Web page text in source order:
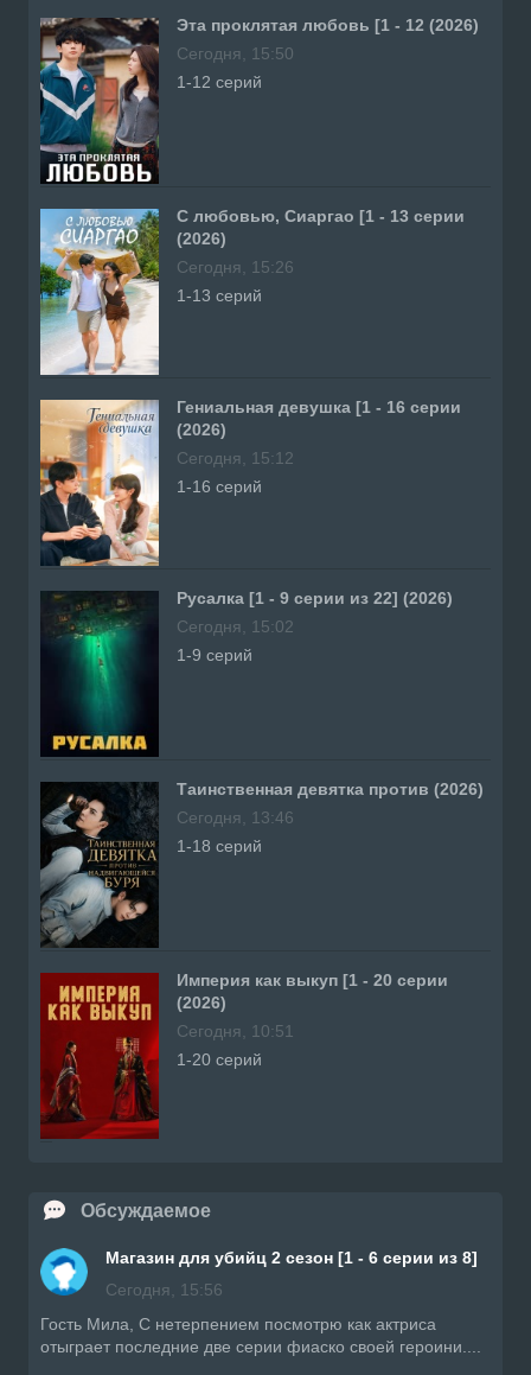
Эта проклятая любовь [1 - 12 (2026)
Сегодня, 15:50
1-12 серий
С любовью, Сиаргао [1 - 13 серии
(2026)
Сегодня, 15:26
1-13 серий
Гениальная девушка [1 - 16 серии
(2026)
Сегодня, 15:12
1-16 серий
Русалка [1 - 9 серии из 22] (2026)
Сегодня, 15:02
1-9 серий
Таинственная девятка против (2026)
Сегодня, 13:46
1-18 серий
Империя как выкуп [1 - 20 серии
(2026)
Сегодня, 10:51
1-20 серий
Обсуждаемое
Магазин для убийц 2 сезон [1 - 6 серии из 8]
Сегодня, 15:56
Гость Мила, С нетерпением посмотрю как актриса
отыграет последние две серии фиаско своей героини....